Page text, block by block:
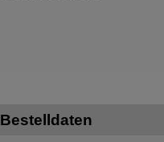
Bestelldaten